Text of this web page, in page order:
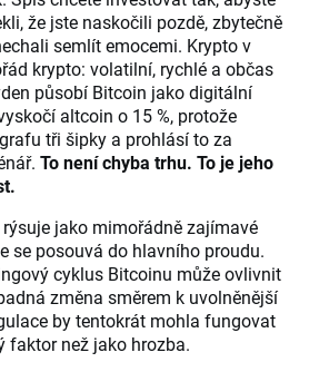
že jste naskočili pozdě, zbytečně
semlít emocemi. Krypto v
krypto: volatilní, rychlé a občas
působí Bitcoin jako digitální
altcoin o 15 %, protože
tři šipky a prohlásí to za
To není chyba trhu. To je jeho
jako mimořádně zajímavé
se posouvá do hlavního proudu.
cyklus Bitcoinu může ovlivnit
změna směrem k uvolněnější
by tentokrát mohla fungovat
faktor než jako hrozba.